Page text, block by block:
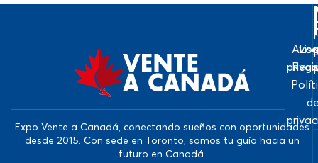
Expo Vente a Canadá, conectando sueños con oportunidades
desde 2015. Con sede en Toronto, somos tu guía hacia un
futuro en Canadá.